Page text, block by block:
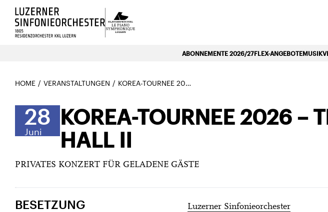
Luzerns Klavierfestival «Le Piano Symphonique»
ABONNEMENTE 2026/27FLEX-ANGEBOTE
HOME VERANSTALTUNGEN KOREA-TOURNEE 2026 – THE UNIVERSE CONCERT HALL II
28
Juni
KOREA-TOURNEE 2026 –
HALL II
PRIVATES KONZERT FÜR GELADENE GÄSTE
BESETZUNG Luzerner Sinfonieorchester